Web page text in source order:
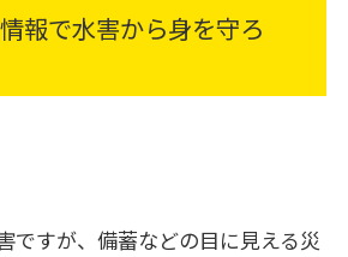
報で水害から身を守ろ
ですが、備蓄などの目に見える災